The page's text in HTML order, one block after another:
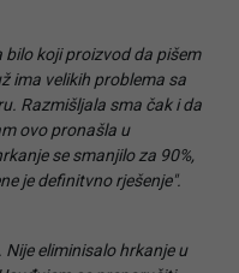
bilo koji proizvod da pišem
ima velikih problema sa
Razmišljala sma čak i da
ovo pronašla u
se smanjilo za 90%,
je definitvno rješenje".
eliminisalo hrkanje u